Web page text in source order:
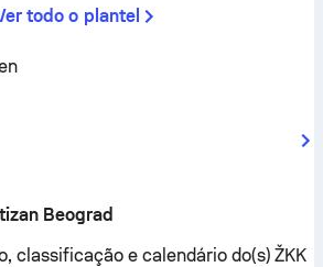
todo o plantel
Beograd
classificação e calendário do(s) ŽKK